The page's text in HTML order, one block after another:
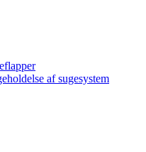
af sugesystem